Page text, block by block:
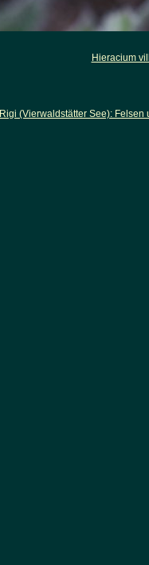
Hieracium
Rigi (Vierwaldstätter See):